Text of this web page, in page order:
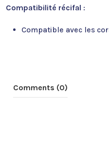
Compatibilité récifal :
Compatible avec les
Comments (0)